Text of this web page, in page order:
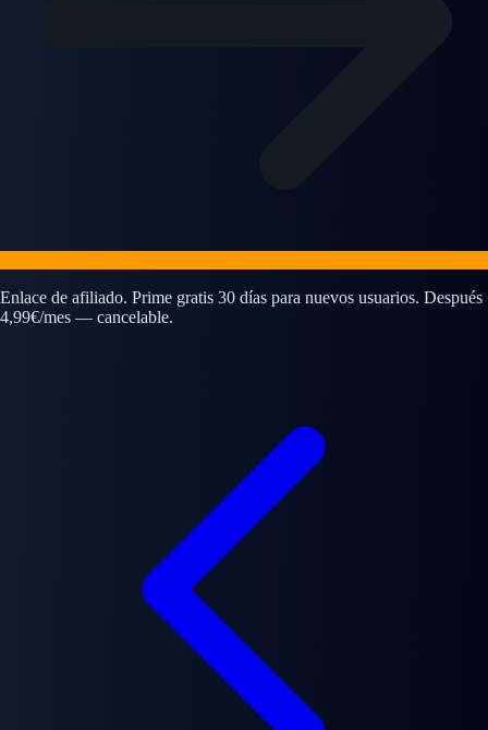
Enlace de afiliado. Prime gratis 30 días para nuevos usuarios. Después
4,99€/mes — cancelable.